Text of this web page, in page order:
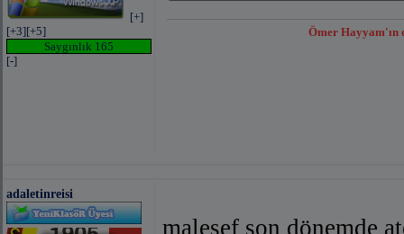
[+]
[+3][+5]
Saygınlık 165
[-]
Ömer Hayyam'ın
adaletinreisi
malesef son dönemde